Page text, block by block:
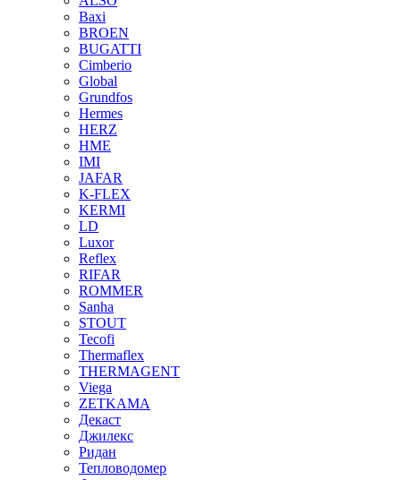
Baxi
BROEN
BUGATTI
Cimberio
Global
Grundfos
Hermes
HERZ
HME
IMI
JAFAR
K-FLEX
KERMI
LD
Luxor
Reflex
RIFAR
ROMMER
Sanha
STOUT
Tecofi
Thermaflex
THERMAGENT
Viega
ZETKAMA
Декаст
Джилекс
Ридан
Тепловодомер